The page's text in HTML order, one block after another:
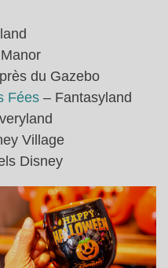
du Gazebo
Fées – Fantasyland
Village
Disney